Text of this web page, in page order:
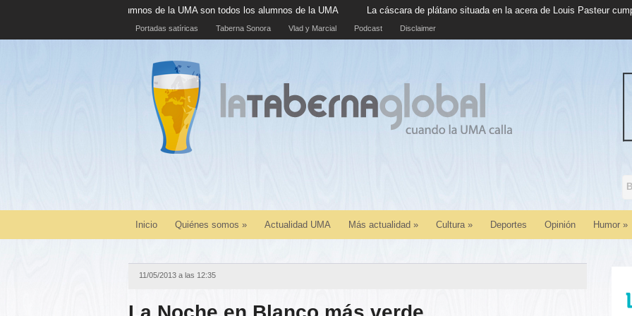
de la UMA son todos los alumnos de la UMA La cáscara de plátano situada en la acera de Louis Pasteur cumple cinco años en su mejor
Portadas satíricas Taberna Sonora Vlad y Marcial Podcast Disclaimer
Inicio Quiénes somos » Actualidad UMA Más actualidad » Cultura» Deportes Opinión Humor »
11/05/2013 a las 12:35